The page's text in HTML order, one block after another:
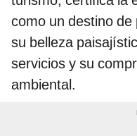
como un destino
su belleza
servicios y su
ambiental.